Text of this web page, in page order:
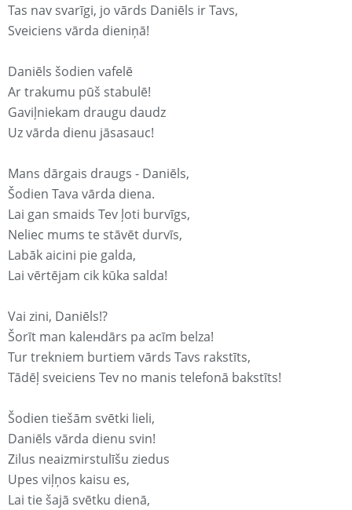
Tas nav svarīgi, jo vārds Daniēls ir Tavs,
Sveiciens vārda dieniņā!
Daniēls šodien vafelē
Ar trakumu pūš stabulē!
Gaviļniekam draugu daudz
Uz vārda dienu jāsasauc!
Mans dārgais draugs - Daniēls,
Šodien Tava vārda diena.
Lai gan smaids Tev ļoti burvīgs,
Neliec mums te stāvēt durvīs,
Labāk aicini pie galda,
Lai vērtējam cik kūka salda!
Vai zini, Daniēls!?
Šorīt man kaleнdārs pa acīm belza!
Tur trekniem burtiem vārds Tavs rakstīts,
Tādēļ sveiciens Tev no manis telefonā bakstīts!
Šodien tiešām svētki lieli,
Daniēls vārda dienu svin!
Zilus neaizmirstulīšu ziedus
Upes viļņos kaisu es,
Lai tie šajā svētku dienā,